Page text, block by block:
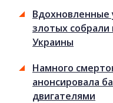
Вдохновленные
злотых собрали
Украины
Намного
анонсировала
двигателями